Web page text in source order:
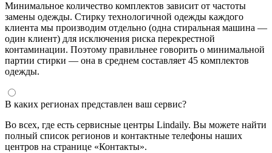
Минимальное количество комплектов зависит от частоты
замены одежды. Стирку технологичной одежды каждого
клиента мы производим отдельно (одна стиральная машина —
один клиент) для исключения риска перекрестной
контаминации. Поэтому правильнее говорить о минимальной
партии стирки — она в среднем составляет 45 комплектов
одежды.
В каких регионах представлен ваш сервис?
Во всех, где есть сервисные центры Lindaily. Вы можете найти
полный список регионов и контактные телефоны наших
центров на странице «Контакты».